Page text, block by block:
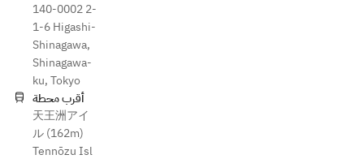
140-0002 2-
1-6 Higashi-
Shinagawa,
Shinagawa-
ku, Tokyo
أقرب محطة
天王洲アイ
ル (162m)
Tennōzu Isl